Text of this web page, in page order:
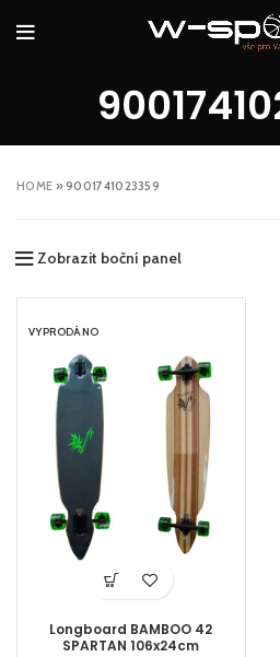
HOME »9001741023359
Zobrazit boční panel
VYPRODÁNO
Longboard BAMBOO 42
SPARTAN 106x24cm